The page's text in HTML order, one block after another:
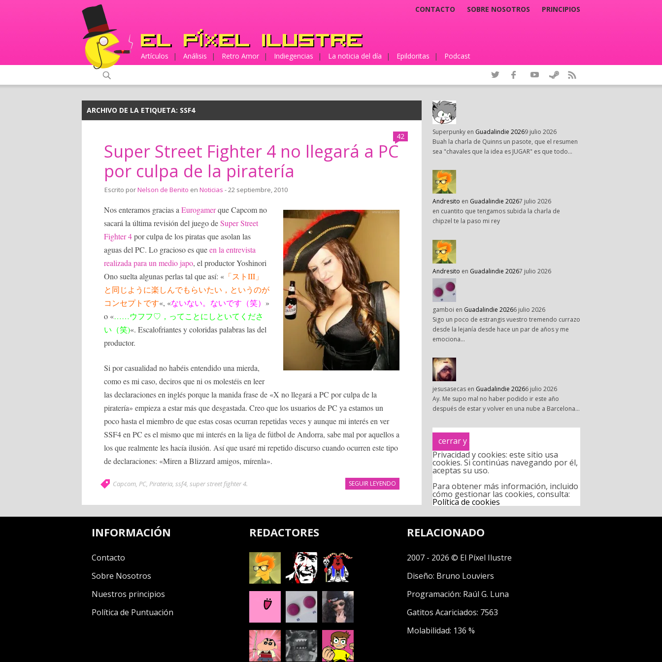
CONTACTO SOBRE NOSOTROS PRINCIPIOS
Artículos | Análisis | Retro Amor | Indiegencias | La noticia del día | Epildoritas | Podcast
ARCHIVO DE LA ETIQUETA: SSF4
42
Super Street Fighter 4 no llegará a PC
por culpa de la piratería
Escrito porNelson de Benito en Noticias - 22 septiembre, 2010
Nos enteramos gracias a Eurogamerque Capcom no
sacará la última revisión del juego deSuper Street
Fighter 4por culpa de los piratas que asolan las
aguas del PC. Lo gracioso es queen la entrevista
realizada para un medio japo, el productor Yoshinori
Ono suelta algunas perlas tal que así: « 「ストIII」
と同じように楽しんでもらいたい，というのが
コンセプトです«, «ないない。ないです（笑） »
o «……ウフフ♡，ってことにしといてくださ
い（笑)«. Escalofriantes y coloridas palabras las del
productor.
Si por casualidad no habéis entendido una mierda,
como es mi caso, deciros que ni os molestéis en leer
las declaraciones en inglés porque la manida frase de «X no llegará a PC por culpa de la
piratería» empieza a estar más que desgastada. Creo que los usuarios de PC ya estamos un
poco hasta el miembro de que estas cosas ocurran repetidas veces y aunque mi interés en ver
SSF4 en PC es el mismo que mi interés en la liga de fútbol de Andorra, sabe mal por aquellos a
los que realmente les hacía ilusión. Así que usaré mi repetido discurso cuando ocurren este tipo
de declaraciones: «Miren a Blizzard amigos, mírenla».
SEGUIR LEYENDO
Capcom, PC, Pirateria, ssf4, super street fighter 4.
Superpunky en Guadalindie 20269 julio 2026
Buah la charla de Quinns un pasote, que el resumen
sea "chavales que la idea es JUGAR" es que todo…
Andresito en Guadalindie 20267 julio 2026
en cuantito que tengamos subida la charla de
chipzel te la paso mi rey
Andresito en Guadalindie 20267 julio 2026
gamboi en Guadalindie 20266 julio 2026
Sigo un poco de estrangis vuestro tremendo currazo
desde la lejanía desde hace un par de años y me
emociona…
jesusasecas en Guadalindie 20266 julio 2026
Ay. Me supo mal no haber podido ir este año
después de estar y volver en una nube a Barcelona…
Privacidad y cookies: este sitio usa
cookies. Si continúas navegando por él,
aceptas su uso.
Para obtener más información, incluido
cómo gestionar las cookies, consulta:
Política de cookies
INFORMACIÓN
Contacto
Sobre Nosotros
Nuestros principios
Política de Puntuación
REDACTORES RELACIONADO
2007 - 2026 © El Píxel Ilustre
Diseño: Bruno Louviers
Programación: Raúl G. Luna
Gatitos Acariciados: 7563
Molabilidad: 136 %